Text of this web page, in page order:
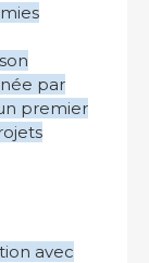
par
premier
avec